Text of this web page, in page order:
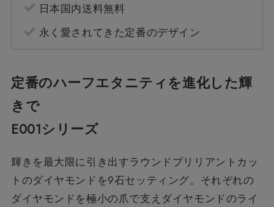
日本国内送料無料
永く愛されてきた定番のデザイン
定番のハーフエタニティを進化した輝
きで
E001シリーズ
輝きを最大限に引き出すラウンドブリリアントカッ
トのダイヤモンドを9石セッティング。それぞれの
ダイヤモンドを極小の爪で支えダイヤモンドのライ